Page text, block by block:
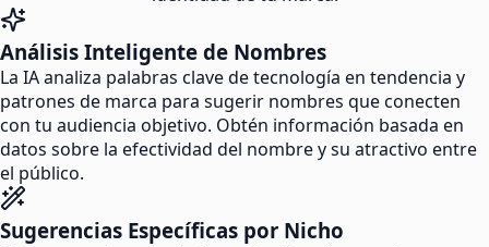
Análisis Inteligente de Nombres
La IA analiza palabras clave de tecnología en tendencia y
patrones de marca para sugerir nombres que conecten
con tu audiencia objetivo. Obtén información basada en
datos sobre la efectividad del nombre y su atractivo entre
el público.
Sugerencias Específicas por Nicho